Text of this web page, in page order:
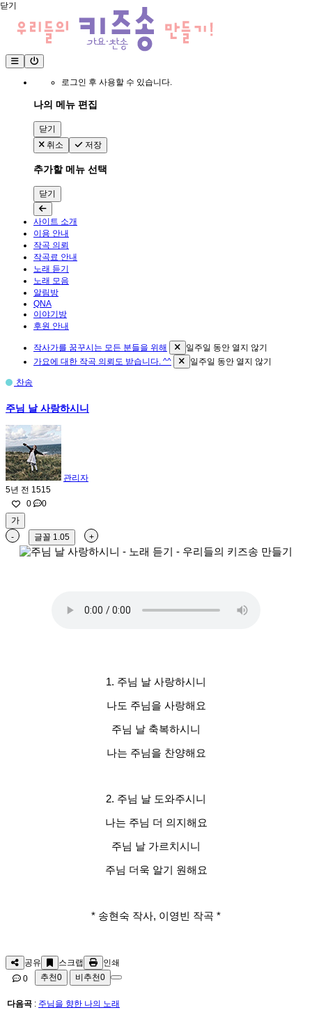
로그인 후 사용할 수 있습니다.
나의 메뉴 편집
닫기
취소
저장
추가할 메뉴 선택
닫기
사이트 소개
이용 안내
작곡 의뢰
작곡료 안내
노래 듣기
노래 모음
알림방
QNA
이야기방
후원 안내
작사가를 꿈꾸시는 모든 분들을 위해
일주일 동안 열지 않기
가요에 대한 작곡 의뢰도 받습니다. ^^
일주일 동안 열지 않기
찬송
주님 날 사랑하시니
관리자
5년 전 1515
0
0
가
-
글꼴 1.05 +
1. 주님 날 사랑하시니
나도 주님을 사랑해요
주님 날 축복하시니
나는 주님을 찬양해요
2. 주님 날 도와주시니
나는 주님 더 의지해요
주님 날 가르치시니
주님 더욱 알기 원해요
* 송현숙 작사, 이영빈 작곡 *
공유 스크랩
인쇄
0
추천0 비추천0
다음곡 : 주님을 향한 나의 노래
닫기